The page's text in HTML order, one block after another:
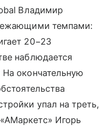
Владимир
темпами:
20−23
наблюдается
окончательную
упал на треть,
Игорь